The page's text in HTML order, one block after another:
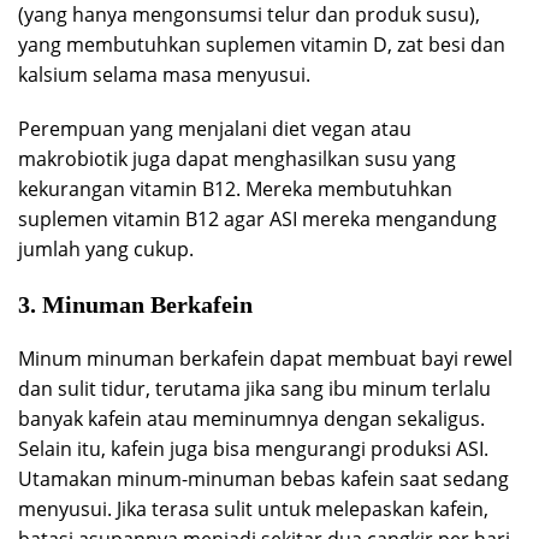
(yang hanya mengonsumsi telur dan produk susu),
yang membutuhkan suplemen vitamin D, zat besi dan
kalsium selama masa menyusui.
Perempuan yang menjalani diet vegan atau
makrobiotik juga dapat menghasilkan susu yang
kekurangan vitamin B12. Mereka membutuhkan
suplemen vitamin B12 agar ASI mereka mengandung
jumlah yang cukup.
3. Minuman Berkafein
Minum minuman berkafein dapat membuat bayi rewel
dan sulit tidur, terutama jika sang ibu minum terlalu
banyak kafein atau meminumnya dengan sekaligus.
Selain itu, kafein juga bisa mengurangi produksi ASI.
Utamakan minum-minuman bebas kafein saat sedang
menyusui. Jika terasa sulit untuk melepaskan kafein,